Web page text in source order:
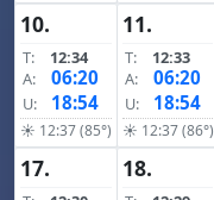
10.
T:
12:34
A:
06:20
U: 18:54
☀ 12:37 (85°)
11.
T:
12:33
A:
06:20
U: 18:54
☀ 12:37 (86°)
17. 18.